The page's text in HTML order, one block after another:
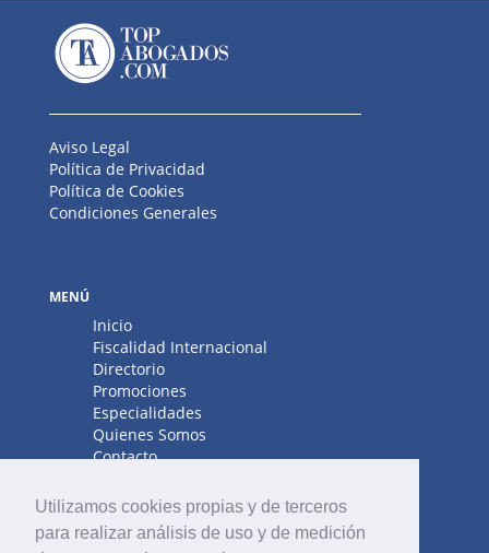
Utilizamos cookies propias y de terceros
para realizar análisis de uso y de medición
Aviso Legal
Política de Privacidad
Política de Cookies
Condiciones Generales
MENÚ
Inicio
Fiscalidad Internacional
Directorio
Promociones
Especialidades
Quienes Somos
Contacto
¿ERES UN PROFESIONAL?